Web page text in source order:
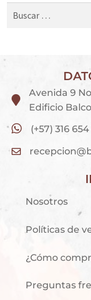
Avenida 9
Edificio
(+57) 316
Nosotros
Políticas de
¿Cómo
Preguntas